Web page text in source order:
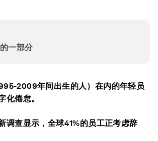
一部分
2009年间出生的人）在内的年轻员
化倦怠。
调查显示，全球41%的员工正考虑辞